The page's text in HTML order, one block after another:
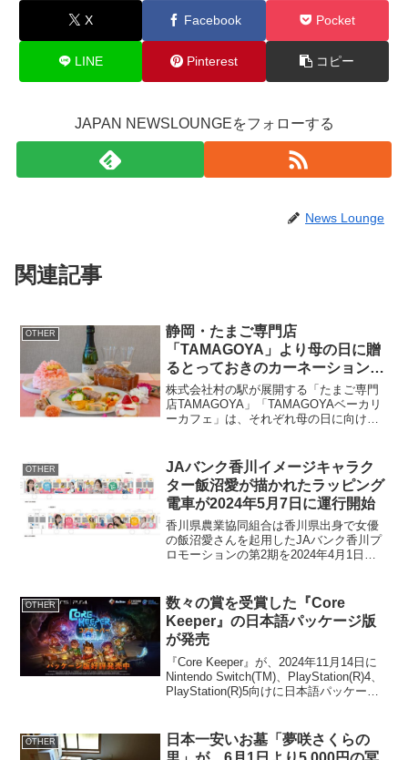
X Facebook Pocket
LINE Pinterest コピー
JAPAN NEWSLOUNGEをフォローする
News Lounge
関連記事
OTHER
静岡・たまご専門店
「TAMAGOYA」より母の日に贈
るとっておきのカーネーションケ
ーキが登場 さらにTAMAGOYA
ベーカリーカフェより地元野菜中
心のデリ母の日オードブル 予約
株式会社村の駅が展開する「たまご専門
店TAMAGOYA」「TAMAGOYAベーカリ
ーカフェ」は、それぞれ母の日に向けた
は、まるでカーネーションのような「母
の日カーネ...
OTHER
JAバンク香川イメージキャラク
ター飯沼愛が描かれたラッピング
電車が2024年5月7日に運行開始
香川県農業協同組合は香川県出身で女優
の飯沼愛さんを起用したJAバンク香川プ
ロモーションの第2期を2024年4月1日か
平線にてJAバンク香川イメージキャラク
ター飯沼愛と...
OTHER
数々の賞を受賞した『Core
Keeper』の日本語パッケージ版
が発売
『Core Keeper』が、2024年11月14日に
Nintendo Switch(TM)、PlayStation(R)4、
PlayStation(R)5向けに日本語パッケージ
OTHER
日本一安いお墓「夢咲さくらの